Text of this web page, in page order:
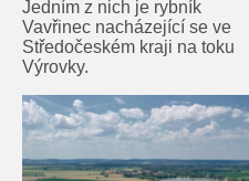
Jedním z nich je rybník
Vavřinec nacházející se ve
Středočeském kraji na toku
Výrovky.